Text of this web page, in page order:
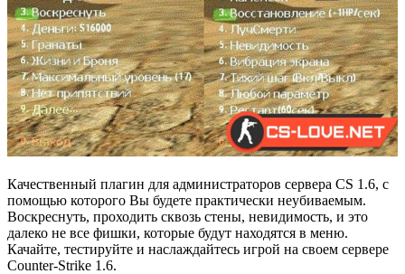
Качественный плагин для администраторов сервера CS 1.6, с
помощью которого Вы будете практически неубиваемым.
Воскреснуть, проходить сквозь стены, невидимость, и это
далеко не все фишки, которые будут находятся в меню.
Качайте, тестируйте и наслаждайтесь игрой на своем сервере
Counter-Strike 1.6.